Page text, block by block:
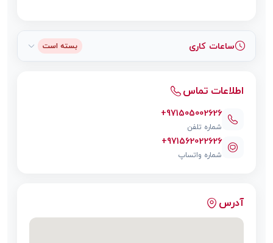
ساعات کاری بسته است
اطلاعات تماس
+971505002626
شماره تلفن
+971562022626
شماره واتساپ
آدرس